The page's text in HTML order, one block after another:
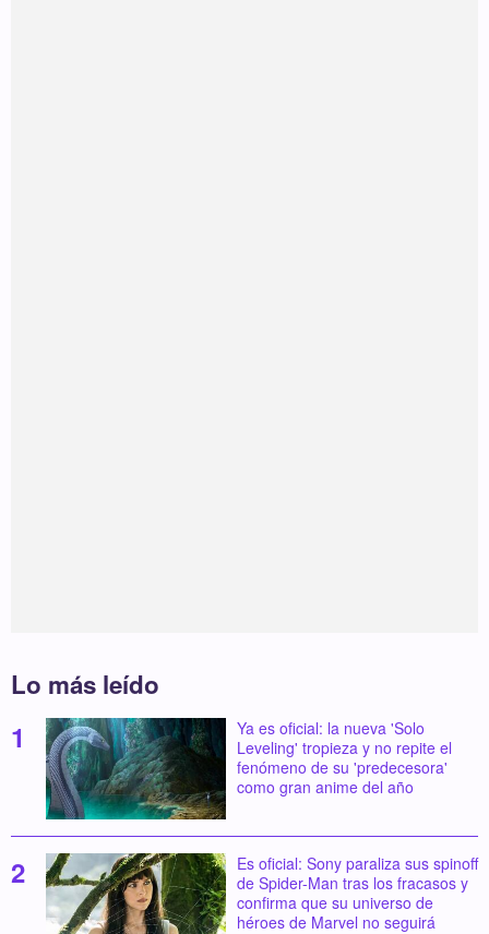
Lo más leído
Ya es oficial: la nueva 'Solo
Leveling' tropieza y no repite el
fenómeno de su 'predecesora'
como gran anime del año
Es oficial: Sony paraliza sus spinoff
de Spider-Man tras los fracasos y
confirma que su universo de
héroes de Marvel no seguirá